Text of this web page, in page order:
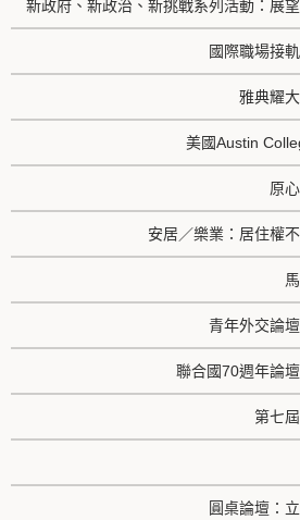
新政府、新政治、新挑戰系列活動：展
國際職場接
雅典耀
美國Austin
原
安居／樂業：居住權
青年外交論
聯合國70週年論
第七
圓桌論壇：